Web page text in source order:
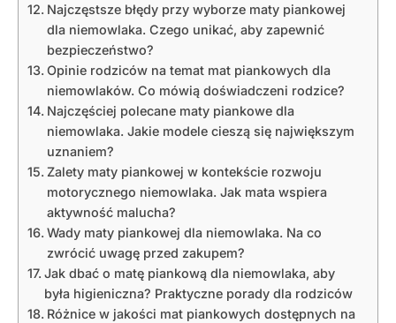
Najczęstsze błędy przy wyborze maty piankowej
dla niemowlaka. Czego unikać, aby zapewnić
bezpieczeństwo?
Opinie rodziców na temat mat piankowych dla
niemowlaków. Co mówią doświadczeni rodzice?
Najczęściej polecane maty piankowe dla
niemowlaka. Jakie modele cieszą się największym
uznaniem?
Zalety maty piankowej w kontekście rozwoju
motorycznego niemowlaka. Jak mata wspiera
aktywność malucha?
Wady maty piankowej dla niemowlaka. Na co
zwrócić uwagę przed zakupem?
Jak dbać o matę piankową dla niemowlaka, aby
była higieniczna? Praktyczne porady dla rodziców
Różnice w jakości mat piankowych dostępnych na